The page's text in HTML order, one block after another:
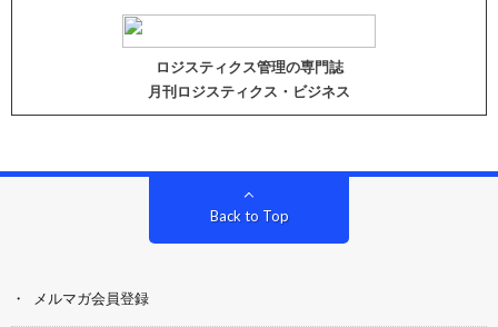
ロジスティクス管理の専門誌
月刊ロジスティクス・ビジネス
Back to Top
メルマガ会員登録